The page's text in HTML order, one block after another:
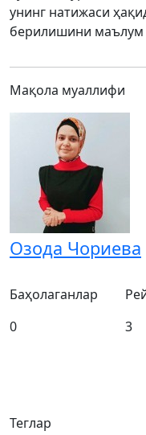
унинг натижаси
берилишини маълум
Мақола муаллифи
Озода Чориева
Теглар
Баҳолаганлар
0
3